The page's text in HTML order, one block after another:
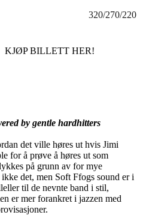
320/270/220
KJØP BILLETT HER!
by gentle hardhitters
det ville høres ut hvis Jimi
for å prøve å høres ut som
på grunn av for mye
det, men Soft Ffogs sound er i
til de nevnte band i stil,
er mer forankret i jazzen med